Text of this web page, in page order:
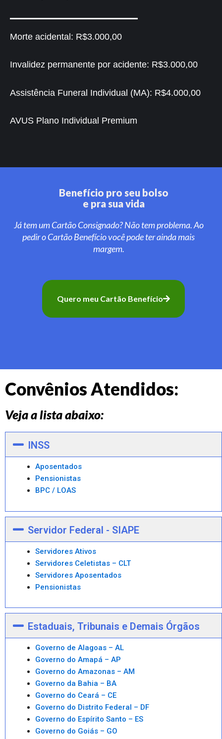
Morte acidental: R$3.000,00
Invalidez permanente por acidente: R$3.000,00
Assistência Funeral Individual (MA): R$4.000,00
AVUS Plano Individual Premium
Benefício pro seu bolso
e pra sua vida
Já tem um Cartão Consignado? Não tem problema. Ao
pedir o Cartão Benefício você pode ter ainda mais
margem.
Quero meu Cartão Benefício
Convênios Atendidos:
Veja a lista abaixo:
INSS
Aposentados
Pensionistas
BPC / LOAS
Servidor Federal - SIAPE
Servidores Ativos
Servidores Celetistas – CLT
Servidores Aposentados
Pensionistas
Estaduais, Tribunais e Demais Órgãos
Governo de Alagoas – AL
Governo do Amapá – AP
Governo do Amazonas – AM
Governo da Bahia – BA
Governo do Ceará – CE
Governo do Distrito Federal – DF
Governo do Espírito Santo – ES
Governo do Goiás – GO